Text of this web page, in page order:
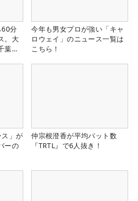
60分
。大
葉
今年も男女プロが強い「キャ
ロウェイ」のニュース一覧は
こちら！
」が
ーの
仲宗根澄香が平均パット数
『TRTL』で6人抜き！